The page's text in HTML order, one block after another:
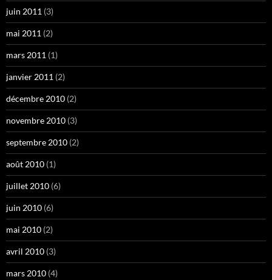
juin 2011 (3)
mai 2011 (2)
mars 2011 (1)
janvier 2011 (2)
décembre 2010 (2)
novembre 2010 (3)
septembre 2010 (2)
août 2010 (1)
juillet 2010 (6)
juin 2010 (6)
mai 2010 (2)
avril 2010 (3)
mars 2010 (4)